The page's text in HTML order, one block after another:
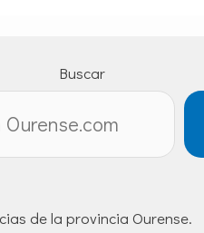
Buscar
de la provincia Ourense.